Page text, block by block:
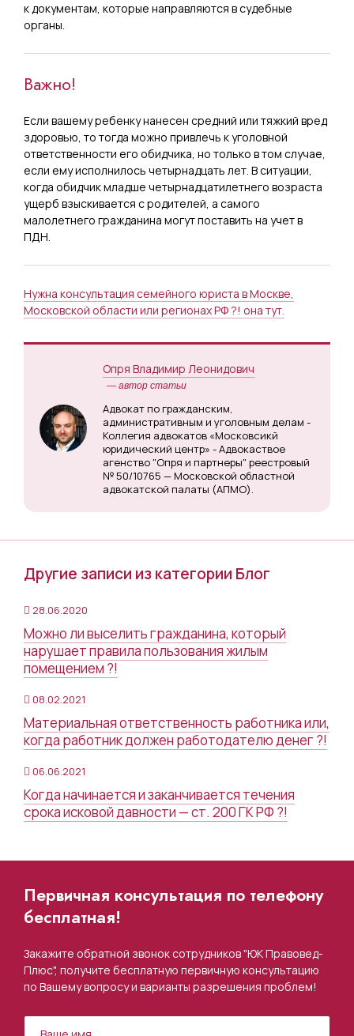
к документам, которые направляются в судебные
органы.
Важно!
Если вашему ребенку нанесен средний или тяжкий вред
здоровью, то тогда можно привлечь к уголовной
ответственности его обидчика, но только в том случае,
если ему исполнилось четырнадцать лет. В ситуации,
когда обидчик младше четырнадцатилетнего возраста
ущерб взыскивается с родителей, а самого
малолетнего гражданина могут поставить на учет в
ПДН.
Нужна консультация семейного юриста в Москве,
Московской области или регионах РФ ?! она тут.
Опря Владимир Леонидович
— автор статьи
Адвокат по гражданским,
административным и уголовным делам -
Коллегия адвокатов «Московсикй
юридический центр» - Адвокаствое
агенство "Опря и партнеры" реестровый
№ 50/10765 — Московской областной
адвокатской палаты (АПМО).
Другие записи из категории Блог
28.06.2020
Можно ли выселить гражданина, который
нарушает правила пользования жилым
помещением ?!
08.02.2021
Материальная ответственность работника или,
когда работник должен работодателю денег ?!
06.06.2021
Когда начинается и заканчивается течения
срока исковой давности — ст. 200 ГК РФ ?!
Первичная консультация по телефону
бесплатная!
Закажите обратной звонок сотрудников "ЮК Правовед-
Плюс", получите бесплатную первичную консультацию
по Вашему вопросу и варианты разрешения проблем!